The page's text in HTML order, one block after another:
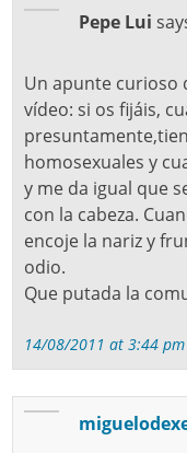
Pepe Lui
Un apunte curioso
vídeo: si os fijáis,
homosexuales y
y me da igual que
con la cabeza.
encoje la nariz y
odio.
Que putada la
14/08/2011 at 3:44 pm